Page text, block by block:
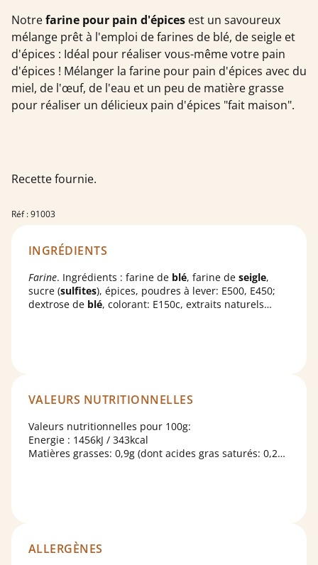
Notrefarine pour pain d'épices est un savoureux
mélange prêt à l'emploi de farines de blé, de seigle et
d'épices : Idéal pour réaliser vous-même votre pain
d'épices ! Mélanger la farine pour pain d'épices avec du
miel, de l'œuf, de l'eau et un peu de matière grasse
pour réaliser un délicieux pain d'épices "fait maison".
Recette fournie.
Réf : 91003
INGRÉDIENTS
Farine. Ingrédients : farine de blé, farine de seigle,
sucre (sulfites), épices, poudres à lever: E500, E450;
dextrose de blé, colorant: E150c, extraits naturels
VALEURS NUTRITIONNELLES
Valeurs nutritionnelles pour 100g:
Energie : 1456kJ / 343kcal
Matières grasses: 0,9g (dont acides gras saturés: 0,2g)
ALLERGÈNES